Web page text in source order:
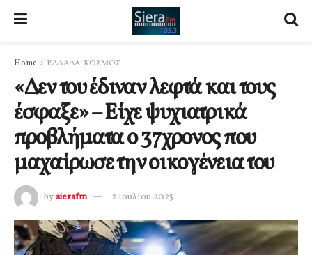
Home ΕΛΛΑΔΑ-ΚΟΣΜΟΣ
«Δεν του έδιναν λεφτά και τους
έσφαξε» – Είχε ψυχιατρικά
προβλήματα ο 37χρονος που
μαχαίρωσε την οικογένεια του
by sierafm 2 Ιουλίου 2025